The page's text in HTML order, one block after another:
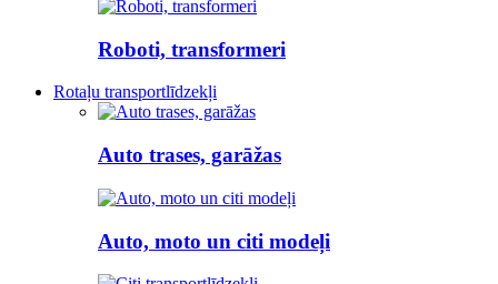
Roboti, transformeri
Rotaļu transportlīdzekļi
Auto trases, garāžas
Auto, moto un citi modeļi